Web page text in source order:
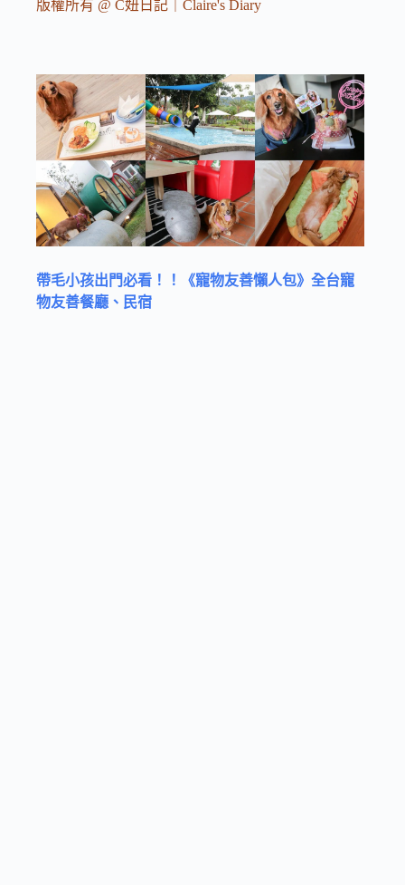
版權所有 @ C妞日記｜Claire's Diary
帶毛小孩出門必看！！《寵物友善懶人包》全台寵
物友善餐廳、民宿